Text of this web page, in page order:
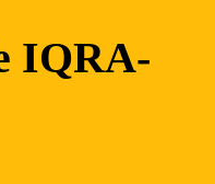
IQRA-